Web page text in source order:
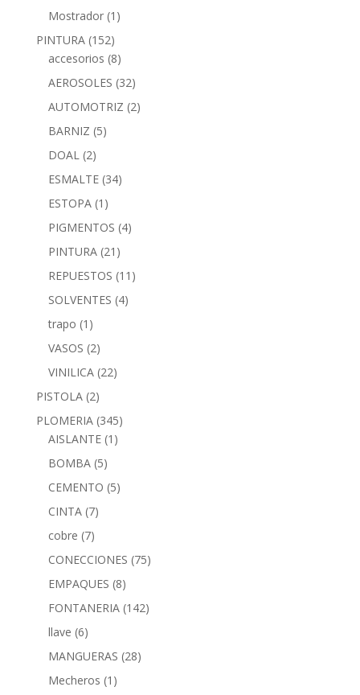
Mostrador (1)
PINTURA (152)
accesorios (8)
AEROSOLES (32)
AUTOMOTRIZ (2)
BARNIZ (5)
DOAL (2)
ESMALTE (34)
ESTOPA (1)
PIGMENTOS (4)
PINTURA (21)
REPUESTOS (11)
SOLVENTES (4)
trapo (1)
VASOS (2)
VINILICA (22)
PISTOLA (2)
PLOMERIA (345)
AISLANTE (1)
BOMBA (5)
CEMENTO (5)
CINTA (7)
cobre (7)
CONECCIONES (75)
EMPAQUES (8)
FONTANERIA (142)
llave (6)
MANGUERAS (28)
Mecheros (1)